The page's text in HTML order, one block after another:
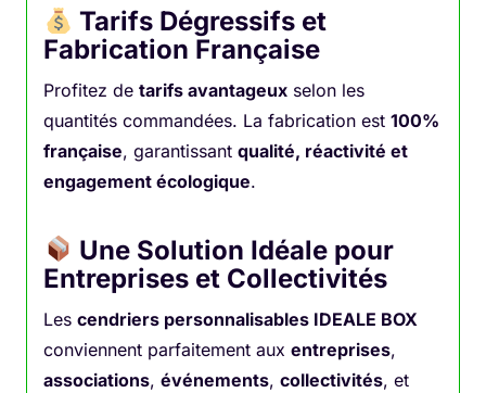
Tarifs Dégressifs et
Fabrication Française
Profitez de tarifs avantageux selon les
quantités commandées. La fabrication est 100%
française, garantissant qualité, réactivité et
engagement écologique.
Une Solution Idéale pour
Entreprises et Collectivités
Les cendriers personnalisables IDEALE BOX
conviennent parfaitement aux entreprises,
associations, événements, collectivités, et